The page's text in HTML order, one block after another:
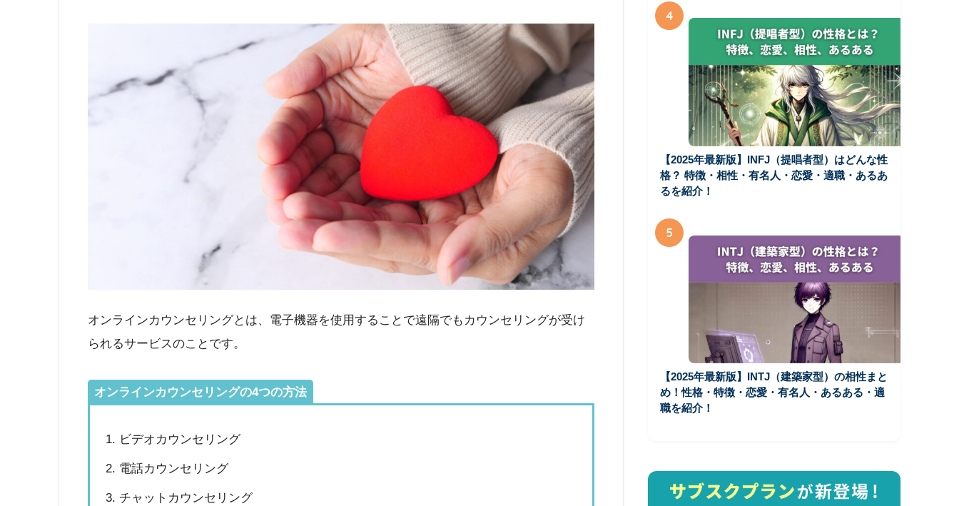
オンラインカウンセリングとは、電子機器を使用することで遠隔でもカウンセリングが受け
られるサービスのことです。
オンラインカウンセリングの4つの方法
ビデオカウンセリング
電話カウンセリング
チャットカウンセリング
4
【2025年最新版】INFJ（提唱者型）はどんな性
格？ 特徴・相性・有名人・恋愛・適職・あるあ
るを紹介！
5
【2025年最新版】INTJ（建築家型）の相性まと
め！性格・特徴・恋愛・有名人・あるある・適
職を紹介！